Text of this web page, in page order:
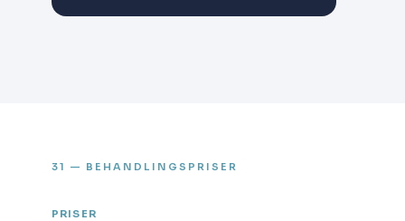
31 — BEHANDLINGSPRISER
PRISER